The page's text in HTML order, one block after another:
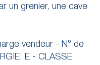
un grenier, une cave
vendeur - N° de
E - CLASSE